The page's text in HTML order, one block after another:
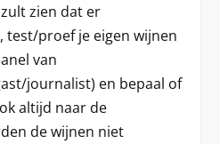
zien dat er
test/proef je eigen wijnen
van
journalist) en bepaal of
altijd naar de
de wijnen niet